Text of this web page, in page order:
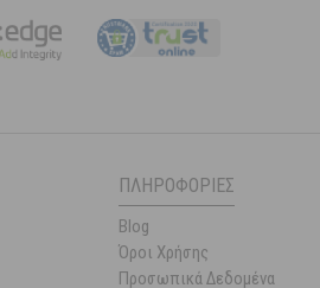
ΠΛΗΡΟΦΟΡΊΕΣ
Blog
Όροι Χρήσης
Προσωπικά Δεδομένα